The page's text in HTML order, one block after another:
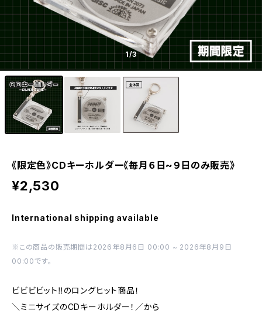
1/3
《限定色》CDキーホルダー《毎月６日~９日のみ販売》
¥2,530
International shipping available
※この商品の販売期間は2026年8月6日 00:00 ~ 2026年8月9日
00:00です。
ビビビビット‼のロングヒット商品！
＼ミニサイズのCDキーホルダー！／から